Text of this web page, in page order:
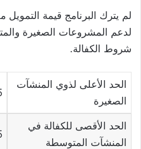
لم يترك البرنامج قيمة التمويل
لدعم المشروعات الصغيرة
شروط الكفالة.
الحد الأعلى لذوي المنشآت
الصغيرة
الحد الأقصى للكفالة في
المنشآت المتوسطة
15